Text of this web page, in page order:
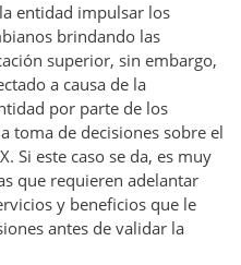
entidad impulsar los
brindando las
superior, sin embargo,
a causa de la
por parte de los
toma de decisiones sobre el
Si este caso se da, es muy
que requieren adelantar
y beneficios que le
antes de validar la